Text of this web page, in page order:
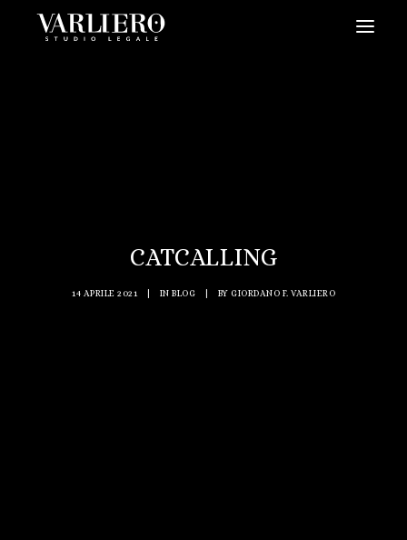
CATCALLING
14 APRILE 2021 IN BLOG BY GIORDANO F. VARLIERO